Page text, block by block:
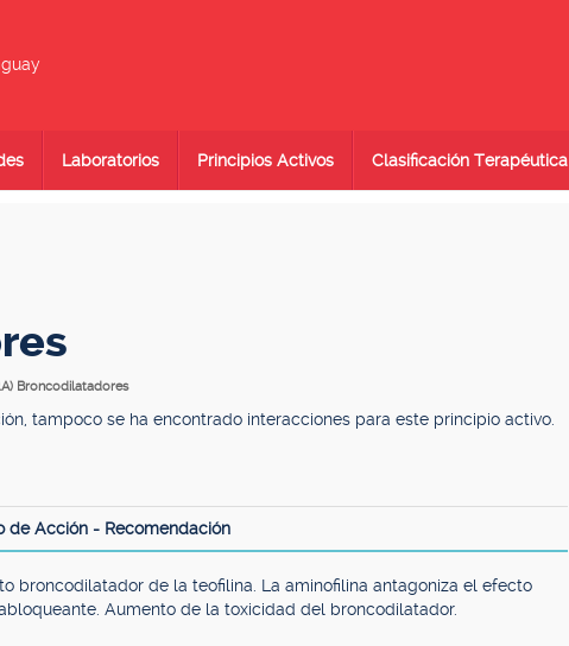
Laboratorios Principios Activos Clasificación Terapéutica
Broncodilatadores
tampoco se ha encontrado interacciones para este principio activo.
de Acción - Recomendación
broncodilatador de la teofilina. La aminofilina antagoniza el efecto
Aumento de la toxicidad del broncodilatador.